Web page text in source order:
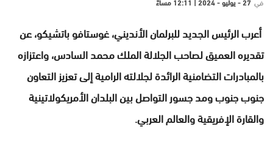
أعرب الرئيس الجديد للبرلمان الأنديني، غوستافو باتشيكو، عن
تقديره العميق لصاحب الجلالة الملك محمد السادس، واعتزازه
بالمبادرات التضامنية الرائدة لجلالته الرامية إلى تعزيز التعاون
جنوب جنوب ومد جسور التواصل بين البلدان الأمريكولاتينية
والقارة الإفريقية والعالم العربي.